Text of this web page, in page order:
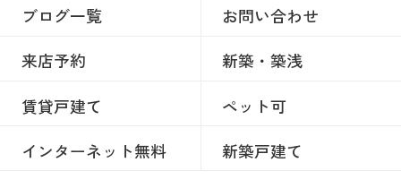
ブログ一覧
お問い合わせ
来店予約
新築・築浅
賃貸戸建て
ペット可
インターネット無料
新築戸建て